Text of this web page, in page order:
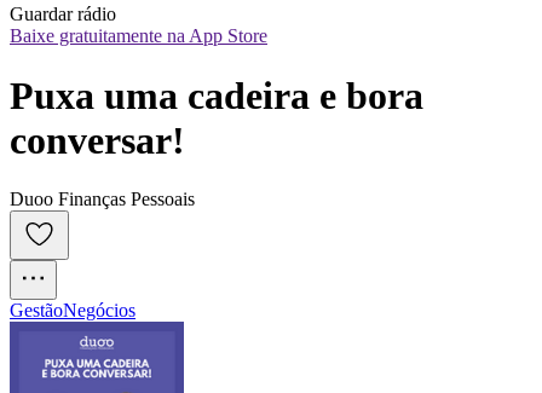
Guardar rádio
Baixe gratuitamente na App Store
Puxa uma cadeira e bora
conversar!
Duoo Finanças Pessoais
GestãoNegócios